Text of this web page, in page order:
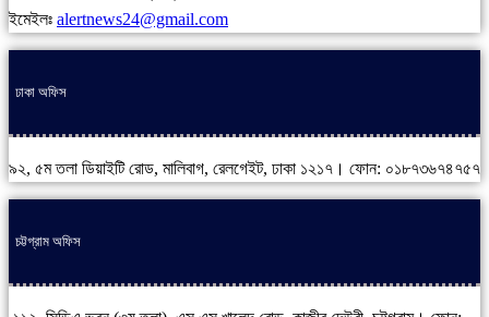
ইমেইলঃ alertnews24@gmail.com
ঢাকা অফিস
৯২, ৫ম তলা ডিয়াইটি রোড, মালিবাগ, রেলগেইট, ঢাকা ১২১৭। ফোন: ০১৮৭৩৬৭৪৭৫৭
চট্টগ্রাম অফিস